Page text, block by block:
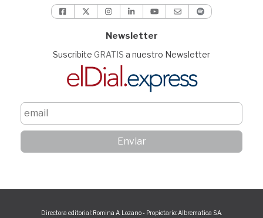
Newsletter
Suscribite GRATIS a nuestro Newsletter
Directora editorial: Romina A. Lozano - Propietario: Albrematica S.A.